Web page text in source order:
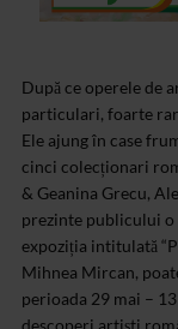
După ce operele de
particulari, foarte
Ele ajung în case
cinci colecționari
& Geanina Grecu,
prezinte publicului
expoziția intitulată
Mihnea Mircan,
perioada 29 mai –
descoperi artiști